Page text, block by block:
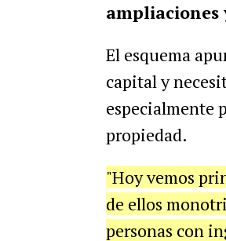
ampliaciones
El esquema
capital y
especialmente
propiedad.
"Hoy vemos
de ellos
personas con